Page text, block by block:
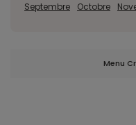
Septembre
Octobre
Menu